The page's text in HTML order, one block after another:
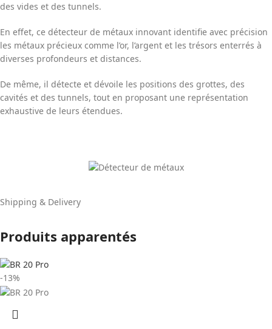
des vides et des tunnels.
En effet, ce détecteur de métaux innovant identifie avec précision
les métaux précieux comme l’or, l’argent et les trésors enterrés à
diverses profondeurs et distances.
De même, il détecte et dévoile les positions des grottes, des
cavités et des tunnels, tout en proposant une représentation
exhaustive de leurs étendues.
Shipping & Delivery
Produits apparentés
-13%